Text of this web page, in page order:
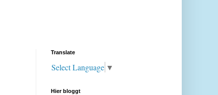
Translate
Select Language ▼
Hier bloggt